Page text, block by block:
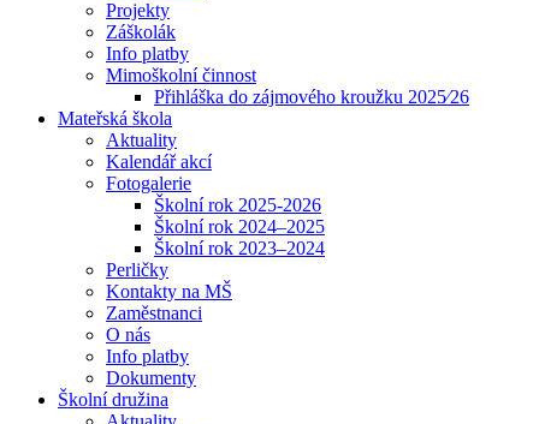
Projekty
Záškolák
Info platby
Mimoškolní činnost
Přihláška do zájmového kroužku 2025⁄26
Mateřská škola
Aktuality
Kalendář akcí
Fotogalerie
Školní rok 2025-2026
Školní rok 2024–2025
Školní rok 2023–2024
Perličky
Kontakty na MŠ
Zaměstnanci
O nás
Info platby
Dokumenty
Školní družina